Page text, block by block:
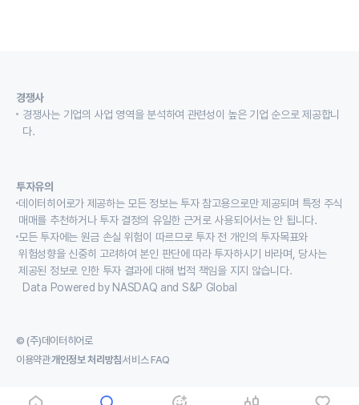
경쟁사
경쟁사는 기업의 사업 영역을 분석하여 관련성이 높은 기업 순으로 제공합니
다.
투자유의
데이터히어로가 제공하는 모든 정보는 투자 참고용으로만 제공되며 특정 주식
매매를 추천하거나 투자 결정의 유일한 근거로 사용되어서는 안 됩니다.
모든 투자에는 원금 손실 위험이 따르므로 투자 전 개인의 투자목표와
위험성향을 신중히 고려하여 본인 판단에 따라 투자하시기 바라며, 당사는
제공된 정보로 인한 투자 결과에 대해 법적 책임을 지지 않습니다.
Data Powered by NASDAQ and S&P Global
© (주)데이터히어로
이용약관개인정보 처리방침서비스 FAQ